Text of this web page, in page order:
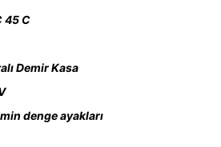
45 C
Demir Kasa
denge ayakları